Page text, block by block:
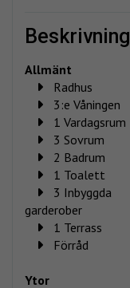
beskrivning
Allmänt
Radhus
3:e Våningen
1 Vardagsrum
3 Sovrum
2 Badrum
1 Toalett
3 Inbyggda
garderober
1 Terrass
Förråd
Ytor